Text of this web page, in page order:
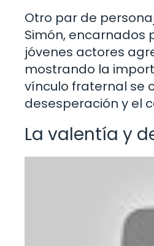
Otro par de
Simón, encarnados
jóvenes actores
mostrando la
vínculo fraternal se
desesperación y el
La valentía y